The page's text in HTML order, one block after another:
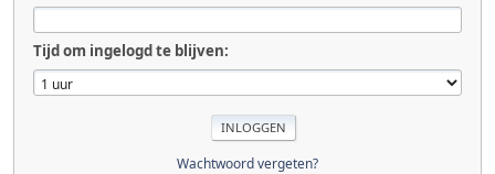
Tijd om ingelogd te blijven:
Wachtwoord vergeten?